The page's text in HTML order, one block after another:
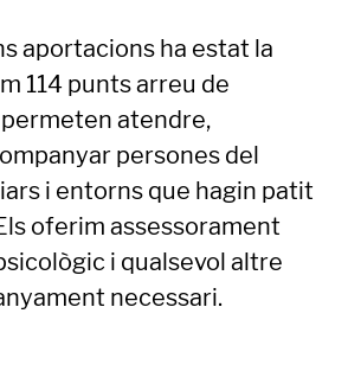
aportacions ha estat la
114 punts arreu de
atendre,
persones del
i entorns que hagin patit
oferim assessorament
i qualsevol altre
necessari.